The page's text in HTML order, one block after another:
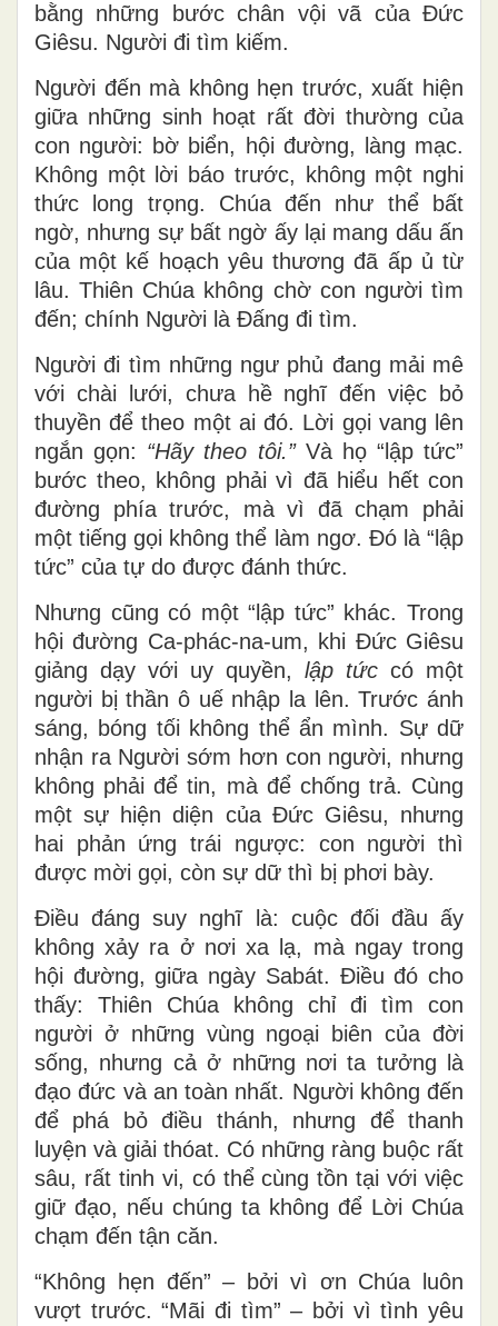
bằng những bước chân vội vã của Đức
Giêsu. Người đi tìm kiếm.
Người đến mà không hẹn trước, xuất hiện
giữa những sinh hoạt rất đời thường của
con người: bờ biển, hội đường, làng mạc.
Không một lời báo trước, không một nghi
thức long trọng. Chúa đến như thể bất
ngờ, nhưng sự bất ngờ ấy lại mang dấu ấn
của một kế hoạch yêu thương đã ấp ủ từ
lâu. Thiên Chúa không chờ con người tìm
đến; chính Người là Đấng đi tìm.
Người đi tìm những ngư phủ đang mải mê
với chài lưới, chưa hề nghĩ đến việc bỏ
thuyền để theo một ai đó. Lời gọi vang lên
ngắn gọn: “Hãy theo tôi.”Và họ “lập tức”
bước theo, không phải vì đã hiểu hết con
đường phía trước, mà vì đã chạm phải
một tiếng gọi không thể làm ngơ. Đó là “lập
tức” của tự do được đánh thức.
Nhưng cũng có một “lập tức” khác. Trong
hội đường Ca-phác-na-um, khi Đức Giêsu
giảng dạy với uy quyền, lập tức có một
người bị thần ô uế nhập la lên. Trước ánh
sáng, bóng tối không thể ẩn mình. Sự dữ
nhận ra Người sớm hơn con người, nhưng
không phải để tin, mà để chống trả. Cùng
một sự hiện diện của Đức Giêsu, nhưng
hai phản ứng trái ngược: con người thì
được mời gọi, còn sự dữ thì bị phơi bày.
Điều đáng suy nghĩ là: cuộc đối đầu ấy
không xảy ra ở nơi xa lạ, mà ngay trong
hội đường, giữa ngày Sabát. Điều đó cho
thấy: Thiên Chúa không chỉ đi tìm con
người ở những vùng ngoại biên của đời
sống, nhưng cả ở những nơi ta tưởng là
đạo đức và an toàn nhất. Người không đến
để phá bỏ điều thánh, nhưng để thanh
luyện và giải thóat. Có những ràng buộc rất
sâu, rất tinh vi, có thể cùng tồn tại với việc
giữ đạo, nếu chúng ta không để Lời Chúa
chạm đến tận căn.
“Không hẹn đến” – bởi vì ơn Chúa luôn
vượt trước. “Mãi đi tìm” – bởi vì tình yêu